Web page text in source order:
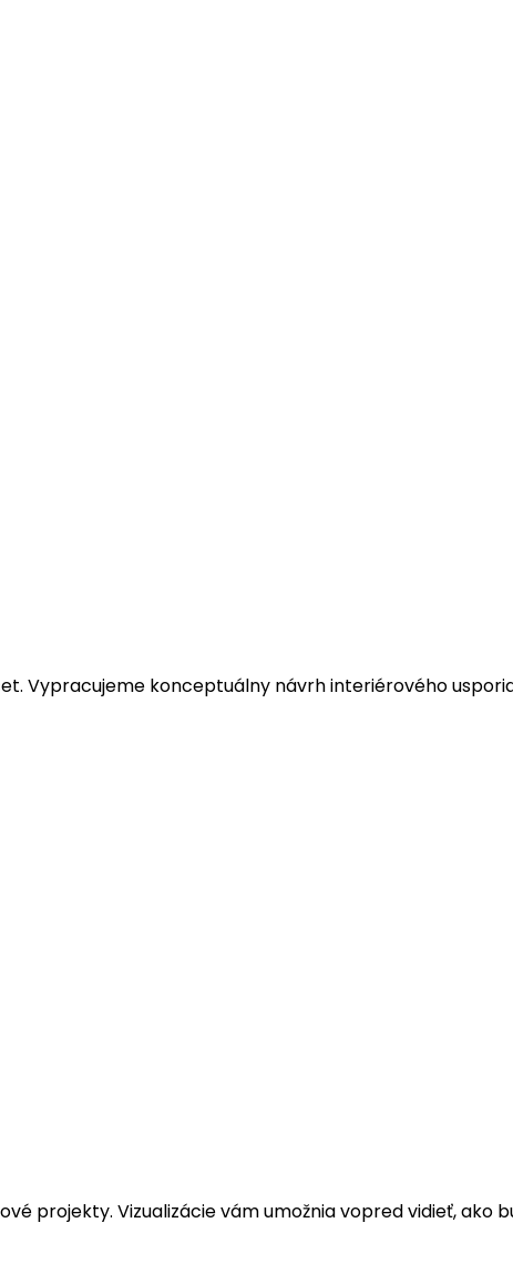
Vypracujeme konceptuálny návrh interiérového
projekty. Vizualizácie vám umožnia vopred vidieť, ako